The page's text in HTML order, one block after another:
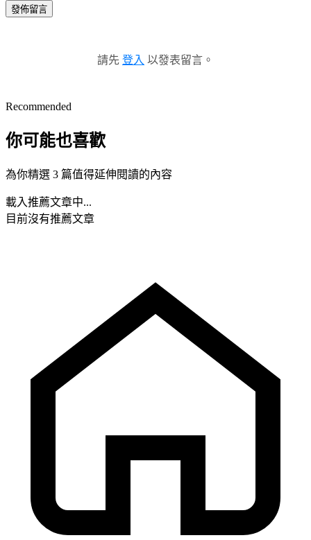
發佈留言
請先 登入 以發表留言。
Recommended
你可能也喜歡
為你精選 3 篇值得延伸閱讀的內容
載入推薦文章中...
目前沒有推薦文章